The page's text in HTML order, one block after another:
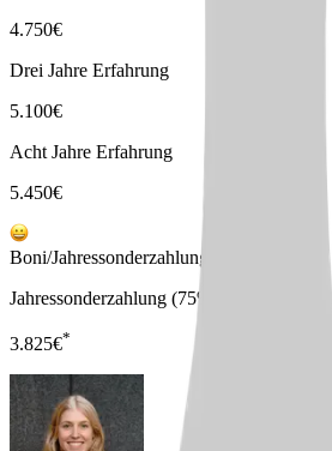
4.750€
Drei Jahre Erfahrung
5.100€
Acht Jahre Erfahrung
5.450€
Boni/Jahressonderzahlungen
Jahressonderzahlung (75%)
3.825€*